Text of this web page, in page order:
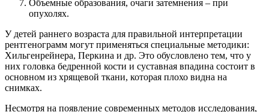
Объемные образования, очаги затемнения – при
опухолях.
У детей раннего возраста для правильной интерпретации
рентгенограмм могут применяться специальные методики:
Хильгенрейнера, Перкина и др. Это обусловлено тем, что у
них головка бедренной кости и суставная впадина состоит в
основном из хрящевой ткани, которая плохо видна на
снимках.
Несмотря на появление современных методов исследования,